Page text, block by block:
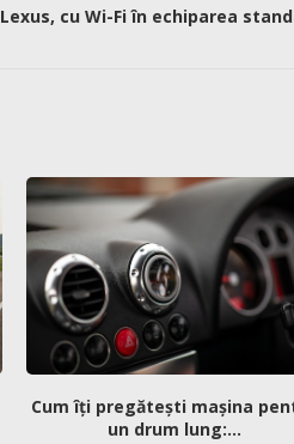
Lexus, cu Wi-Fi în echiparea
Cum îți pregătești mașina
un drum lung:...